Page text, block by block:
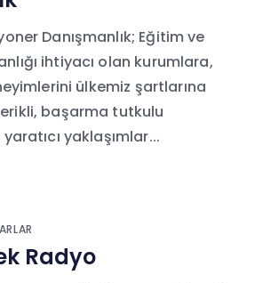
Danışmanlık; Eğitim ve
ihtiyacı olan kurumlara,
ülkemiz şartlarına
başarma tutkulu
yaklaşımlar...
Radyo